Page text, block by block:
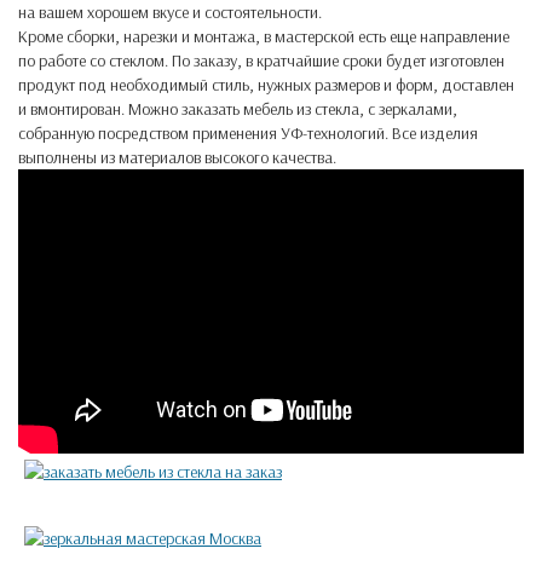
на вашем хорошем вкусе и состоятельности.
Кроме сборки, нарезки и монтажа, в мастерской есть еще направление
по работе со стеклом. По заказу, в кратчайшие сроки будет изготовлен
продукт под необходимый стиль, нужных размеров и форм, доставлен
и вмонтирован. Можно заказать мебель из стекла, с зеркалами,
собранную посредством применения УФ-технологий. Все изделия
выполнены из материалов высокого качества.